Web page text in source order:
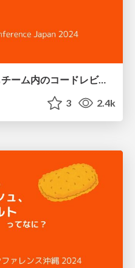
どうして手を動かすよりもチーム内のコードレビューを優先するべきなのか
3 2.4k